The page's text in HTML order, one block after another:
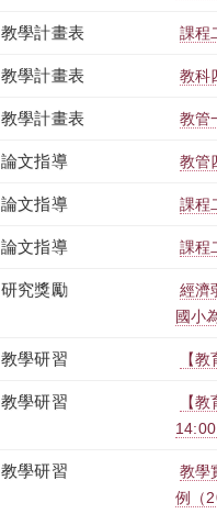
教學計畫表 課程
教學計畫表 教科
教學計畫表 教管
論文指導 教管
論文指導 課程
論文指導 課程
研究獎勵
經濟
國小
教學研習 【
教學研習
【
教學研習
教學
例（